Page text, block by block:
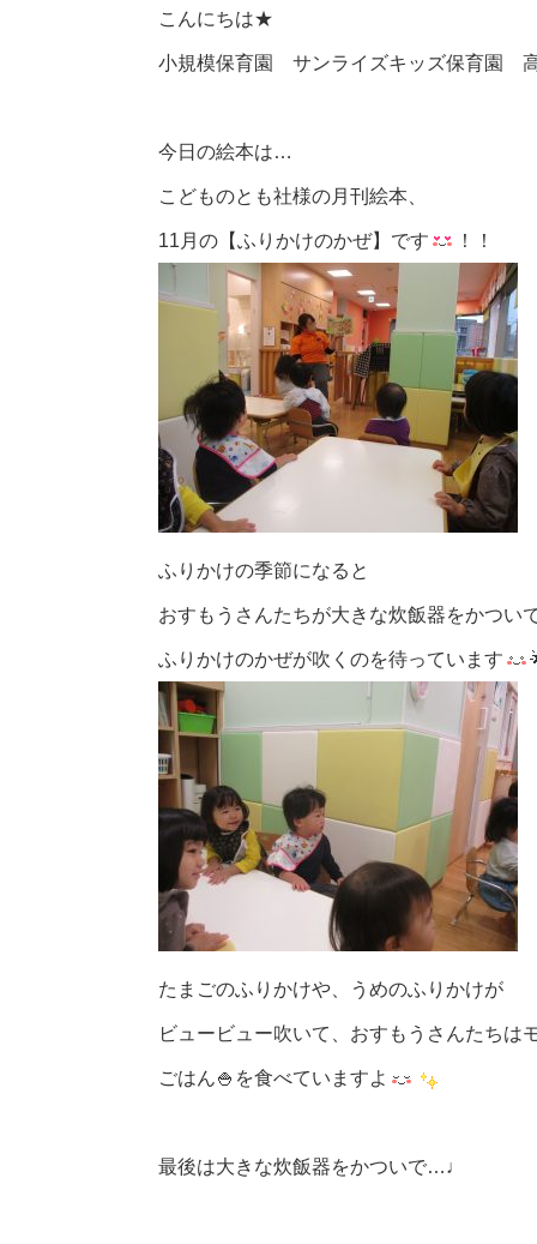
こんにちは★
小規模保育園 サンライズキッズ保育園
今日の絵本は…
こどものとも社様の月刊絵本、
11月の【ふりかけのかぜ】です ！！
ふりかけの季節になると
おすもうさんたちが大きな炊飯器をかつい
ふりかけのかぜが吹くのを待っています
たまごのふりかけや、うめのふりかけが
ビュービュー吹いて、おすもうさんたちは
ごはん🍚を食べていますよ
最後は大きな炊飯器をかついで…♩